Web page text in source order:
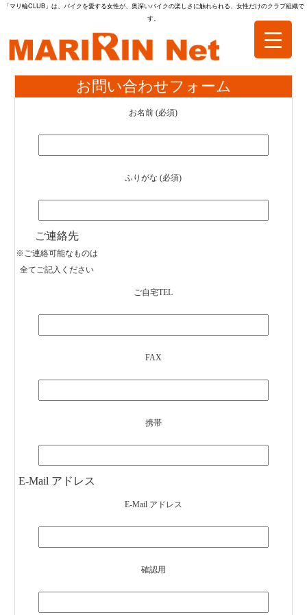
「マリ輪CLUB」は、バイクを愛する女性が、奥深いバイクの楽しさに触れられる、女性だけのクラブ組織で
す。
お問い合わせフォーム
お名前 (必須)
ふりがな (必須)
ご連絡先
※ご連絡可能なものは
全てご記入ください
ご自宅TEL
FAX
携帯
E-Mail アドレス
E-Mail アドレス
確認用